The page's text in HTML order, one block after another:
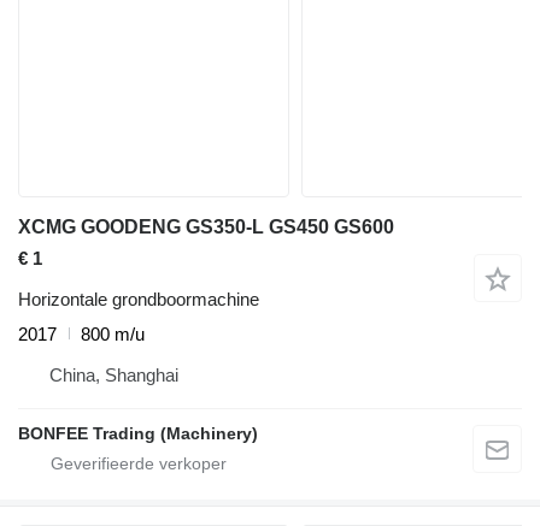
XCMG GOODENG GS350-L GS450 GS600
€ 1
Horizontale grondboormachine
2017
800 m/u
China, Shanghai
BONFEE Trading (Machinery)